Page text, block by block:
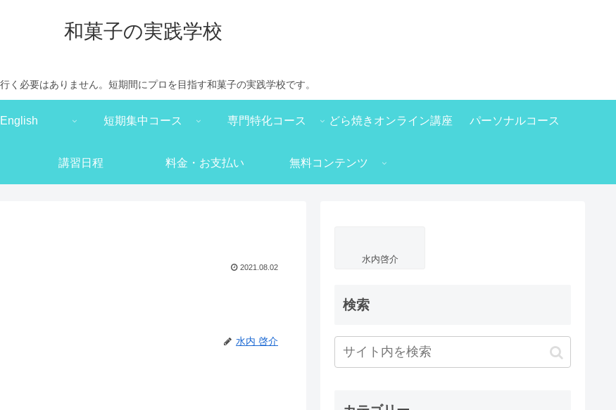
和菓子の実践学校
く必要はありません。短期間にプロを目指す和菓子の実践学校です。
English 短期集中コース 専門特化コース どら焼きオンライン講座 パーソナルコース
講習日程 料金・お支払い 無料コンテンツ
2021.08.02
水内 啓介
水内啓介
検索